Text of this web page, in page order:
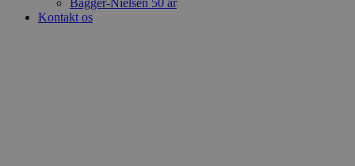
Kontakt os